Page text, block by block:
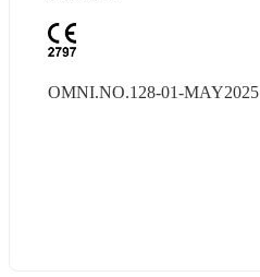
OMNI.NO.128-01-MAY2025